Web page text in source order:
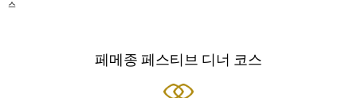
스
페메종 페스티브 디너 코스